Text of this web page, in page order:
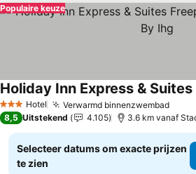
Populaire keuze
3 SterrenHotel Verwarmd binnenzwembad
8,5 Uitstekend 4.105 3.6 km vanaf
Selecteer datums om exacte prijzen
te zien